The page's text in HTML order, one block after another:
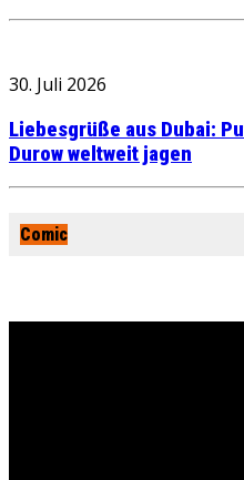
30. Juli 2026
Liebesgrüße aus Dubai:
Durow weltweit jagen
Comic